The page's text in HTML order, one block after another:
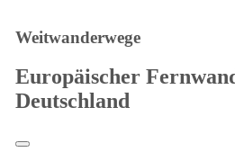
Weitwanderwege
Europäischer
Deutschland